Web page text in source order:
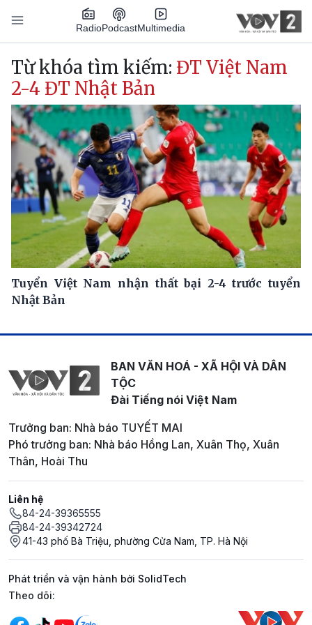
Nhảy đến nội dung
RadioPodcastMultimedia
Main navigation
Từ khóa tìm kiếm: ĐT Việt Nam
2-4 ĐT Nhật Bản
Tuyển Việt Nam nhận thất bại 2-4 trước tuyển
Nhật Bản
BAN VĂN HOÁ - XÃ HỘI VÀ DÂN
TỘC
Đài Tiếng nói Việt Nam
Trưởng ban: Nhà báo TUYẾT MAI
Phó trưởng ban: Nhà báo Hồng Lan, Xuân Thọ, Xuân
Thân, Hoài Thu
Liên hệ
84-24-39365555
84-24-39342724
41-43 phố Bà Triệu, phường Cửa Nam, TP. Hà Nội
Phát triển và vận hành bởi SolidTech
Mạng xã hội
Theo dõi: